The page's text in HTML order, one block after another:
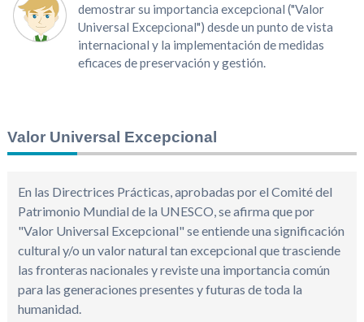
demostrar su importancia excepcional ("Valor
Universal Excepcional") desde un punto de vista
internacional y la implementación de medidas
eficaces de preservación y gestión.
Valor Universal Excepcional
En las Directrices Prácticas, aprobadas por el Comité del
Patrimonio Mundial de la UNESCO, se afirma que por
"Valor Universal Excepcional" se entiende una significación
cultural y/o un valor natural tan excepcional que trasciende
las fronteras nacionales y reviste una importancia común
para las generaciones presentes y futuras de toda la
humanidad.